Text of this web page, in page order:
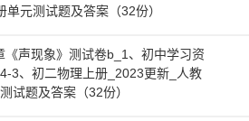
单元测试题及答案（32份）
《声现象》测试卷b_1、初中学习资
3、初二物理上册_2023更新_人教
试题及答案（32份）